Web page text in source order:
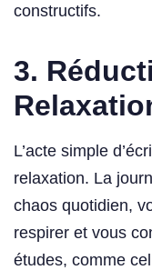
constructifs.
3.
L’acte simple
relaxation. La
chaos quotidien,
respirer et vous
études, comme